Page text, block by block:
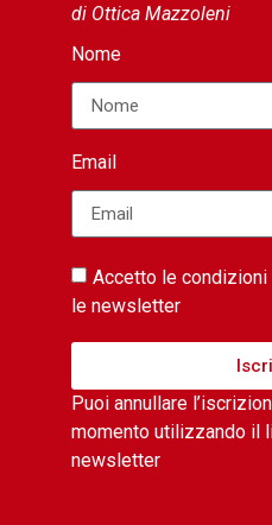
di Ottica Mazzoleni
Nome
Email
Accetto le
le newsletter
Puoi annullare
momento utilizzando il
newsletter